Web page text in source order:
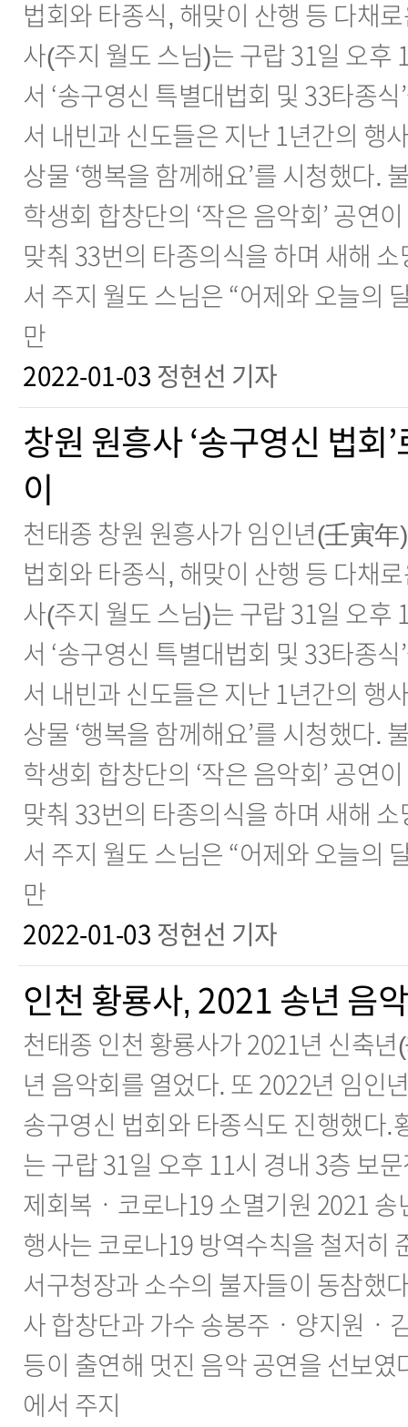
법회와 타종식, 해맞이 산행 등 다채
사(주지 월도 스님)는 구랍 31일 오후
서 ‘송구영신 특별대법회 및 33타종
서 내빈과 신도들은 지난 1년간의 행
상물 ‘행복을 함께해요’를 시청했다.
학생회 합창단의 ‘작은 음악회’ 공연
맞춰 33번의 타종의식을 하며 새해
서 주지 월도 스님은 “어제와 오늘의
만
2022-01-03 정현선 기자
창원 원흥사 ‘송구영신 법회
이
천태종 창원 원흥사가 임인년(壬寅年
법회와 타종식, 해맞이 산행 등 다채
사(주지 월도 스님)는 구랍 31일 오후
서 ‘송구영신 특별대법회 및 33타종
서 내빈과 신도들은 지난 1년간의 행
상물 ‘행복을 함께해요’를 시청했다.
학생회 합창단의 ‘작은 음악회’ 공연
맞춰 33번의 타종의식을 하며 새해
서 주지 월도 스님은 “어제와 오늘의
만
2022-01-03 정현선 기자
인천 황룡사, 2021 송년 음
천태종 인천 황룡사가 2021년 신축
년 음악회를 열었다. 또 2022년 임인
송구영신 법회와 타종식도 진행했다.
는 구랍 31일 오후 11시 경내 3층 보
제회복ㆍ코로나19 소멸기원 2021 송
행사는 코로나19 방역수칙을 철저히
서구청장과 소수의 불자들이 동참했
사 합창단과 가수 송봉주ㆍ양지원ㆍ
등이 출연해 멋진 음악 공연을 선보였
에서 주지